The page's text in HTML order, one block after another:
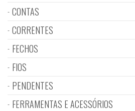
CONTAS
CORRENTES
FECHOS
FIOS
PENDENTES
FERRAMENTAS E ACESSÓRIOS